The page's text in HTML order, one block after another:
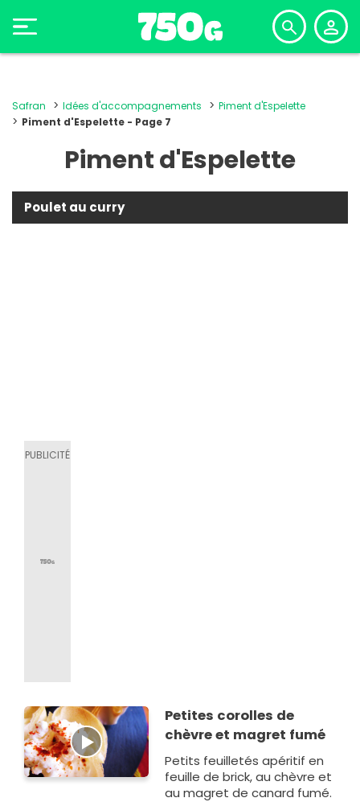
Safran Idées d'accompagnements
Piment d'Espelette
Piment d'Espelette - Page 7
Piment d'Espelette
Poulet au curry
Petites corolles de
chèvre et magret fumé
Petits feuilletés apéritif en
feuille de brick, au chèvre et
au magret de canard fumé.